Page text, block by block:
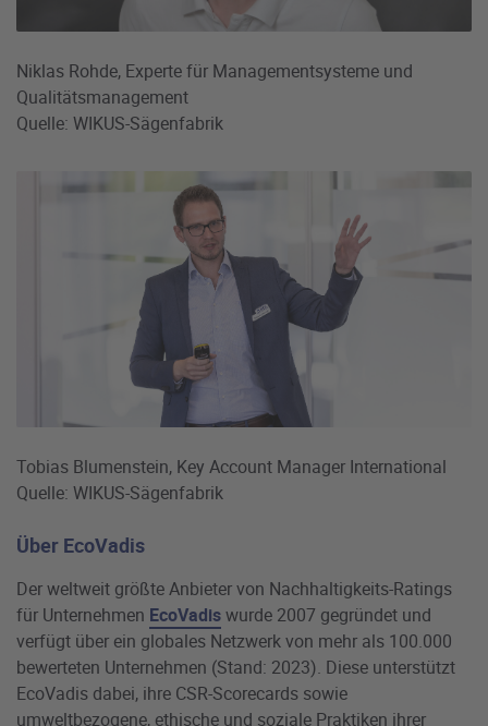
Niklas Rohde, Experte für Managementsysteme und
Qualitätsmanagement
Quelle: WIKUS-Sägenfabrik
Tobias Blumenstein, Key Account Manager International
Quelle: WIKUS-Sägenfabrik
Über EcoVadis
Der weltweit größte Anbieter von Nachhaltigkeits-Ratings
für Unternehmen EcoVadiswurde 2007 gegründet und
verfügt über ein globales Netzwerk von mehr als 100.000
bewerteten Unternehmen (Stand: 2023). Diese unterstützt
EcoVadis dabei, ihre CSR-Scorecards sowie
umweltbezogene, ethische und soziale Praktiken ihrer